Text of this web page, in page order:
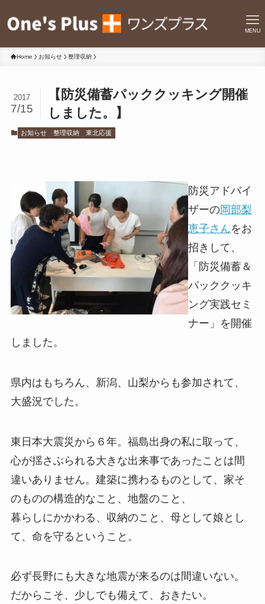
MENU
Home お知らせ 整理収納
【防災備蓄パッククッキング開催
しました。】
2017
7/15
お知らせ 整理収納 東北応援
防災アドバイ
ザーの岡部梨
恵子さんをお
招きして、
「防災備蓄＆
パッククッキ
ング実践セミ
ナー」を開催
しました。
県内はもちろん、新潟、山梨からも参加されて、
大盛況でした。
東日本大震災から６年。福島出身の私に取って、
心が揺さぶられる大きな出来事であったことは間
違いありません。建築に携わるものとして、家そ
のものの構造的なこと、地盤のこと、
暮らしにかかわる、収納のこと、母として娘とし
て、命を守るということ。
必ず長野にも大きな地震が来るのは間違いない。
だからこそ、少しでも備えて、おきたい。